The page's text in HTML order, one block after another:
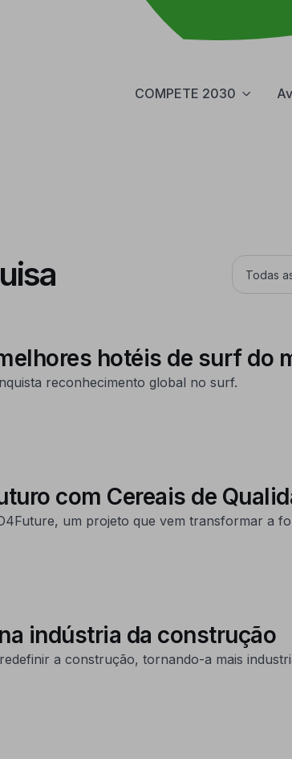
COMPETE 2030
hotéis de surf do
reconhecimento global no surf.
com Cereais de
um projeto que vem transformar a
indústria da construção
a construção, tornando-a mais